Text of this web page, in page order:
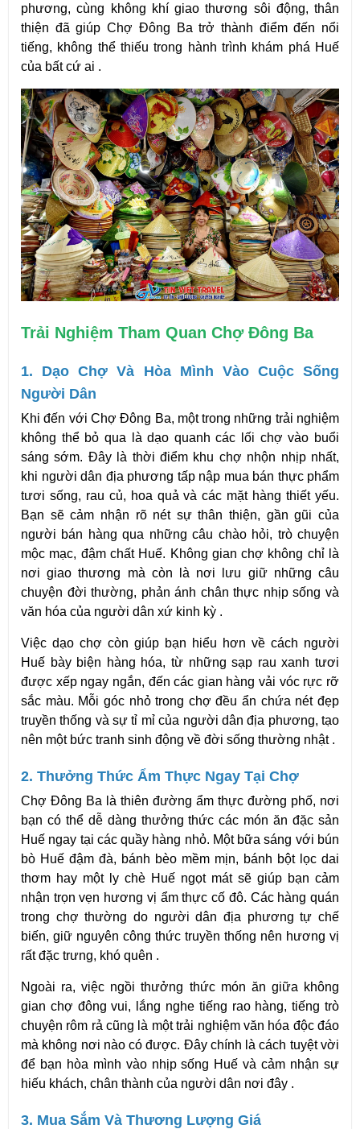
phương, cùng không khí giao thương sôi động, thân
thiện đã giúp Chợ Đông Ba trở thành điểm đến nổi
tiếng, không thể thiếu trong hành trình khám phá Huế
của bất cứ ai .
Trải Nghiệm Tham Quan Chợ Đông Ba
1. Dạo Chợ Và Hòa Mình Vào Cuộc Sống
Người Dân
Khi đến với Chợ Đông Ba, một trong những trải nghiệm
không thể bỏ qua là dạo quanh các lối chợ vào buổi
sáng sớm. Đây là thời điểm khu chợ nhộn nhịp nhất,
khi người dân địa phương tấp nập mua bán thực phẩm
tươi sống, rau củ, hoa quả và các mặt hàng thiết yếu.
Bạn sẽ cảm nhận rõ nét sự thân thiện, gần gũi của
người bán hàng qua những câu chào hỏi, trò chuyện
mộc mạc, đậm chất Huế. Không gian chợ không chỉ là
nơi giao thương mà còn là nơi lưu giữ những câu
chuyện đời thường, phản ánh chân thực nhịp sống và
văn hóa của người dân xứ kinh kỳ .
Việc dạo chợ còn giúp bạn hiểu hơn về cách người
Huế bày biện hàng hóa, từ những sạp rau xanh tươi
được xếp ngay ngắn, đến các gian hàng vải vóc rực rỡ
sắc màu. Mỗi góc nhỏ trong chợ đều ẩn chứa nét đẹp
truyền thống và sự tỉ mỉ của người dân địa phương, tạo
nên một bức tranh sinh động về đời sống thường nhật .
2. Thưởng Thức Ẩm Thực Ngay Tại Chợ
Chợ Đông Ba là thiên đường ẩm thực đường phố, nơi
bạn có thể dễ dàng thưởng thức các món ăn đặc sản
Huế ngay tại các quầy hàng nhỏ. Một bữa sáng với bún
bò Huế đậm đà, bánh bèo mềm mịn, bánh bột lọc dai
thơm hay một ly chè Huế ngọt mát sẽ giúp bạn cảm
nhận trọn vẹn hương vị ẩm thực cố đô. Các hàng quán
trong chợ thường do người dân địa phương tự chế
biến, giữ nguyên công thức truyền thống nên hương vị
rất đặc trưng, khó quên .
Ngoài ra, việc ngồi thưởng thức món ăn giữa không
gian chợ đông vui, lắng nghe tiếng rao hàng, tiếng trò
chuyện rôm rả cũng là một trải nghiệm văn hóa độc đáo
mà không nơi nào có được. Đây chính là cách tuyệt vời
để bạn hòa mình vào nhịp sống Huế và cảm nhận sự
hiếu khách, chân thành của người dân nơi đây .
3. Mua Sắm Và Thương Lượng Giá